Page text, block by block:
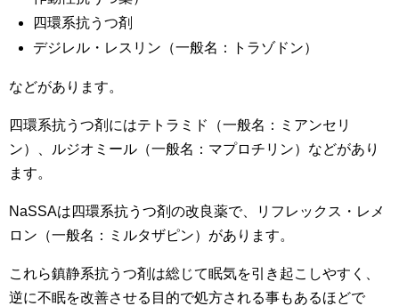
四環系抗うつ剤
デジレル・レスリン（一般名：トラゾドン）
などがあります。
四環系抗うつ剤にはテトラミド（一般名：ミアンセリ
ン）、ルジオミール（一般名：マプロチリン）などがあり
ます。
NaSSAは四環系抗うつ剤の改良薬で、リフレックス・レメ
ロン（一般名：ミルタザピン）があります。
これら鎮静系抗うつ剤は総じて眠気を引き起こしやすく、
逆に不眠を改善させる目的で処方される事もあるほどで